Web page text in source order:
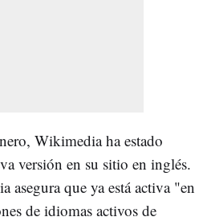
Wikimedia ha estado
versión en su sitio en inglés.
asegura que ya está activa "en
de idiomas activos de